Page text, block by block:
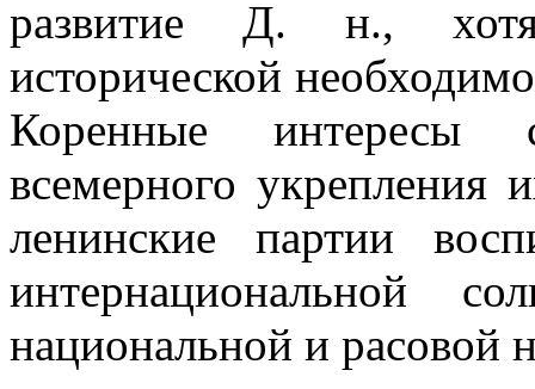
развитие Д. н.,
исторической
Коренные интересы
всемерного укрепления
ленинские партии
интернациональной
национальной и расовой